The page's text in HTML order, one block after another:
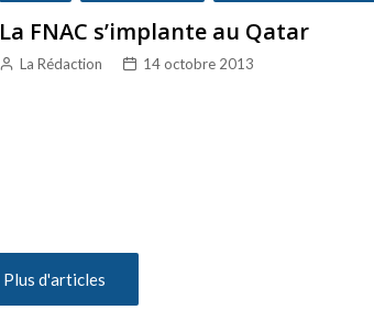
La FNAC s’implante au Qatar
La Rédaction 14 octobre 2013
Plus d'articles